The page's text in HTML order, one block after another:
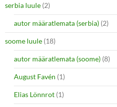
serbia luule (2)
autor määratlemata (serbia) (2)
soome luule (18)
autor määratlemata (soome) (8)
August Favén (1)
Elias Lönnrot (1)